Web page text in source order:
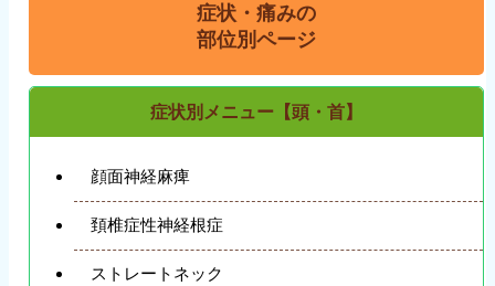
症状・痛みの
部位別ページ
症状別メニュー【頭・首】
顔面神経麻痺
頚椎症性神経根症
ストレートネック